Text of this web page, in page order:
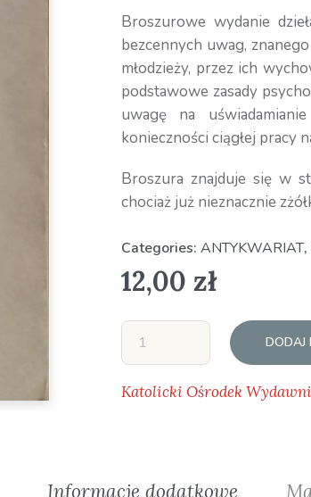
Broszurowe wydanie
bezcennych uwag,
młodzieży, przez ich
podstawowe zasady
uwagę na
konieczności ciągłej pracy
Broszura znajduje się w
chociaż już nieznacznie
Categories: ANTYKWARIAT,
12,00 zł
DODAJ
Katolicki Ośrodek
Informacje dodatkowe